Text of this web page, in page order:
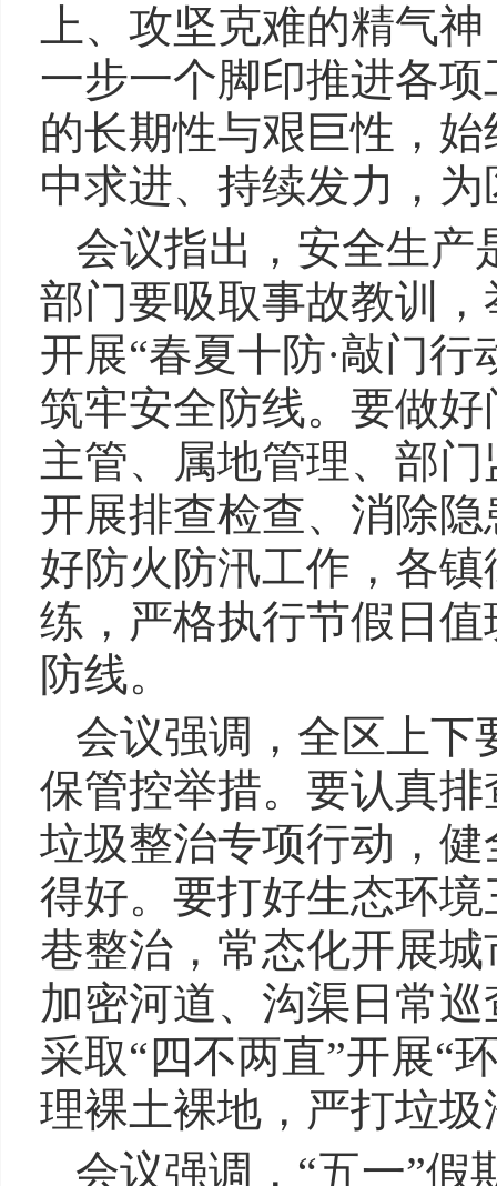
上、攻坚克难的精气
一步一个脚印推进各
的长期性与艰巨性，
中求进、持续发力，
会议指出，安全生产
部门要吸取事故教训
开展“春夏十防·敲门
筑牢安全防线。要做
主管、属地管理、部
开展排查检查、消除
好防火防汛工作，各
练，严格执行节假日
防线。
会议强调，全区上下
保管控举措。要认真
垃圾整治专项行动，
得好。要打好生态环
巷整治，常态化开展
加密河道、沟渠日常
采取“四不两直”开展“
理裸土裸地，严打垃
会议强调，“五一”假